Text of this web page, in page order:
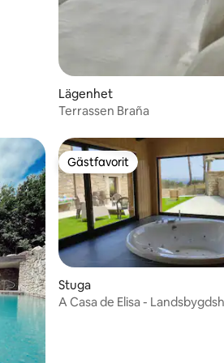
Lägenhet
Terrassen Braña
Gästfavorit
Gästfavorit
Stuga
A Casa de Elisa -